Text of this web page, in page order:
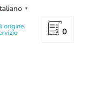
▼
origine. 0